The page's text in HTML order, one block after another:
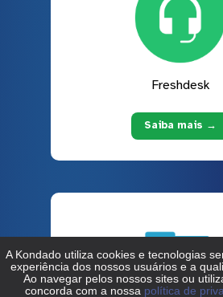
Freshdesk
Saiba mais →